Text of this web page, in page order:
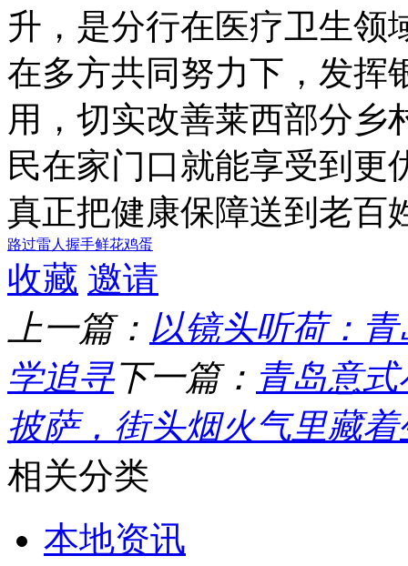
升，是分行在医疗卫生领
在多方共同努力下，发挥
用，切实改善莱西部分乡
民在家门口就能享受到更
真正把健康保障送到老百
路过雷人 握手鲜花鸡蛋
收藏 邀请
上一篇： 以镜头听荷：
学追寻下一篇： 青岛意
披萨，街头烟火气里藏
相关分类
本地资讯